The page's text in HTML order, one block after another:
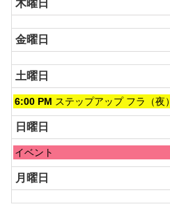
木曜日
金曜日
土曜日
土
曜
日,
8
月
29th
2026
6:00 PM ステップアップ フラ（夜）
日曜日
日
曜
日,
8
月
イベント
月曜日